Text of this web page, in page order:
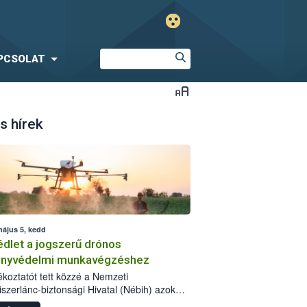
hírek
5, kedd
a jogszerű drónos
munkavégzéshez
tett közzé a Nemzeti
biztonsági Hivatal (Nébih) azok
akik drónnal szeretnének